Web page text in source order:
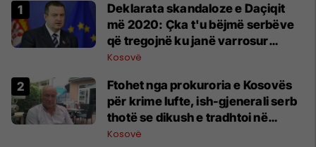
​Deklarata skandaloze e Daçiqit
më 2020: Çka t'u bëjmë serbëve
që tregojnë ku janë varrosur
shqiptarët në Serbi
Kosovë
Ftohet nga prokuroria e Kosovës
për krime lufte, ish-gjenerali serb
thotë se dikush e tradhtoi në
Beograd
Kosovë